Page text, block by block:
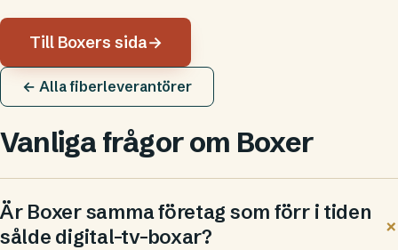
Till Boxers sida→
← Alla fiberleverantörer
Vanliga frågor om Boxer
Är Boxer samma företag som förr i tiden
sålde digital-tv-boxar?